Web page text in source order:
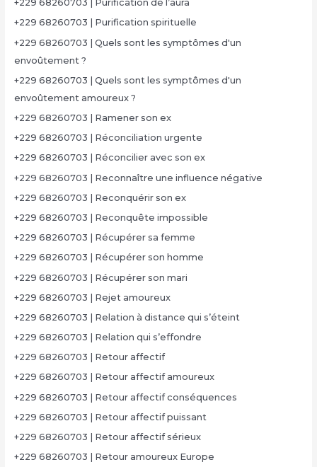
+229 68260703 | Purification de l’aura
+229 68260703 | Purification spirituelle
+229 68260703 | Quels sont les symptômes d'un
envoûtement ?
+229 68260703 | Quels sont les symptômes d'un
envoûtement amoureux ?
+229 68260703 | Ramener son ex
+229 68260703 | Réconciliation urgente
+229 68260703 | Réconcilier avec son ex
+229 68260703 | Reconnaître une influence négative
+229 68260703 | Reconquérir son ex
+229 68260703 | Reconquête impossible
+229 68260703 | Récupérer sa femme
+229 68260703 | Récupérer son homme
+229 68260703 | Récupérer son mari
+229 68260703 | Rejet amoureux
+229 68260703 | Relation à distance qui s’éteint
+229 68260703 | Relation qui s’effondre
+229 68260703 | Retour affectif
+229 68260703 | Retour affectif amoureux
+229 68260703 | Retour affectif conséquences
+229 68260703 | Retour affectif puissant
+229 68260703 | Retour affectif sérieux
+229 68260703 | Retour amoureux Europe